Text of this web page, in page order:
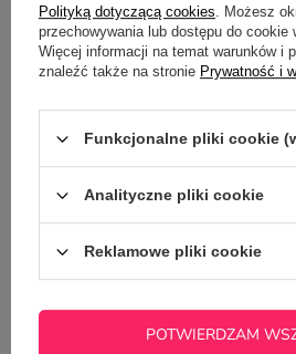
GŁÓWNE PARAMETRY
OPINIE (10)
Potrzebujesz pomocy?
Zadaj pytanie a my odpowiemy
odpowiedzi publikując dla innych.
NAJCZĘŚCIEJ
TYM TOWAREM
Polityką dotyczącą cookies. Możesz
przechowywania lub dostępu do cookie
Więcej informacji na temat warunków i
znaleźć także na stronie Prywatność i
Funkcjonalne pliki cookie
Analityczne pliki cookie
Reklamowe pliki cookie
POTWIERDZAM